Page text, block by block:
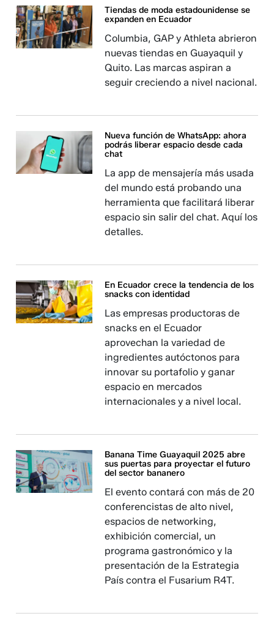
Tiendas de moda estadounidense se
expanden en Ecuador
Columbia, GAP y Athleta abrieron
nuevas tiendas en Guayaquil y
Quito. Las marcas aspiran a
seguir creciendo a nivel nacional.
Nueva función de WhatsApp: ahora
podrás liberar espacio desde cada
chat
La app de mensajería más usada
del mundo está probando una
herramienta que facilitará liberar
espacio sin salir del chat. Aquí los
detalles.
En Ecuador crece la tendencia de los
snacks con identidad
Las empresas productoras de
snacks en el Ecuador
aprovechan la variedad de
ingredientes autóctonos para
innovar su portafolio y ganar
espacio en mercados
internacionales y a nivel local.
Banana Time Guayaquil 2025 abre
sus puertas para proyectar el futuro
del sector bananero
El evento contará con más de 20
conferencistas de alto nivel,
espacios de networking,
exhibición comercial, un
programa gastronómico y la
presentación de la Estrategia
País contra el Fusarium R4T.